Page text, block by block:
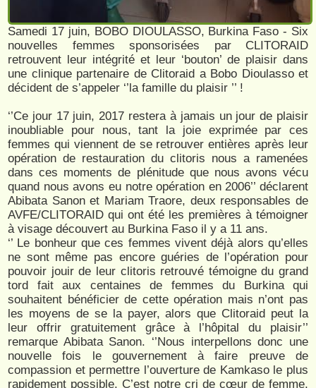
Samedi 17 juin, BOBO DIOULASSO, Burkina Faso - Six
nouvelles femmes sponsorisées par CLITORAID
retrouvent leur intégrité et leur ‘bouton’ de plaisir dans
une clinique partenaire de Clitoraid a Bobo Dioulasso et
décident de s’appeler ‘’la famille du plaisir ’’ !
‘’Ce jour 17 juin, 2017 restera à jamais un jour de plaisir
inoubliable pour nous, tant la joie exprimée par ces
femmes qui viennent de se retrouver entières après leur
opération de restauration du clitoris nous a ramenées
dans ces moments de plénitude que nous avons vécu
quand nous avons eu notre opération en 2006’’ déclarent
Abibata Sanon et Mariam Traore, deux responsables de
AVFE/CLITORAID qui ont été les premières à témoigner
à visage découvert au Burkina Faso il y a 11 ans.
‘’ Le bonheur que ces femmes vivent déjà alors qu’elles
ne sont même pas encore guéries de l’opération pour
pouvoir jouir de leur clitoris retrouvé témoigne du grand
tord fait aux centaines de femmes du Burkina qui
souhaitent bénéficier de cette opération mais n’ont pas
les moyens de se la payer, alors que Clitoraid peut la
leur offrir gratuitement grâce à l’hôpital du plaisir’’
remarque Abibata Sanon. ‘’Nous interpellons donc une
nouvelle fois le gouvernement à faire preuve de
compassion et permettre l’ouverture de Kamkaso le plus
rapidement possible. C’est notre cri de cœur de femme,